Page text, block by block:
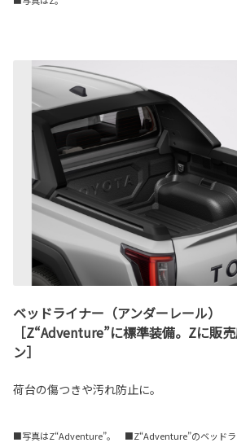
ベッドライナー（アンダーレール）
［Z“Adventure”に標準装備。Zに販
ン］
荷台の傷つきや汚れ防止に。
■写真はZ“Adventure”。 ■Z“Adventure”のベッドラ